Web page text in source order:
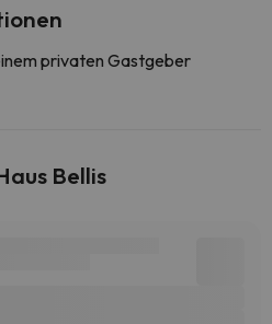
privaten Gastgeber
Bellis